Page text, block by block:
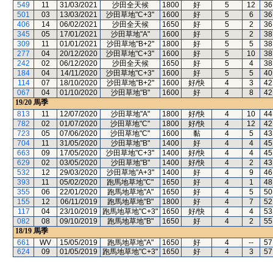
549
11 31/03/2021 沙田全天候 1800 好 5 12
36
501
03 13/03/2021 沙田草地"C+3" 1600 好 5 6
36
406
14 06/02/2021 沙田全天候 1650 好 5 2
36
345
05 17/01/2021 沙田草地"A" 1600 好 5 2
38
309
11 01/01/2021 沙田草地"B+2" 1800 好 5 5
38
277
04 20/12/2020 沙田草地"C+3" 1600 好 5 10
38
242
02 06/12/2020 沙田全天候 1650 好 5 4
38
184
04 14/11/2020 沙田草地"C+3" 1600 好 5 5
40
114
07 18/10/2020 沙田草地"B+2" 1600 好/快 4 3
42
067
04 01/10/2020 沙田草地"B" 1600 好 4 8
42
19/20 馬季
813
11 12/07/2020 沙田草地"A" 1800 好/快 4 10
44
782
02 01/07/2020 沙田草地"C" 1800 好/快 4 12
42
723
05 07/06/2020 沙田草地"C" 1600 黏 4 5
43
704
11 31/05/2020 沙田草地"B" 1400 好 4 4
45
663
09 17/05/2020 沙田草地"C+3" 1400 好/快 4 4
45
629
02 03/05/2020 沙田草地"B" 1400 好/快 4 2
43
532
12 29/03/2020 沙田草地"A+3" 1400 好 4 9
46
393
11 05/02/2020 跑馬地草地"C" 1650 好 4 1
48
355
06 22/01/2020 跑馬地草地"A" 1650 好 4 5
50
155
12 06/11/2019 跑馬地草地"B" 1800 好 4 7
52
117
04 23/10/2019 跑馬地草地"C+3" 1650 好/快 4 4
53
082
08 09/10/2019 跑馬地草地"B" 1650 好 4 2
55
18/19 馬季
661
WV 15/05/2019 跑馬地草地"A" 1650 好 4 --
57
624
09 01/05/2019 跑馬地草地"C+3" 1650 好 4 3 57